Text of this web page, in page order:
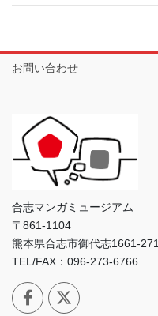
お問い合わせ
合志マンガミュージアム
〒861-1104
熊本県合志市御代志1661-271
TEL/FAX：096-273-6766